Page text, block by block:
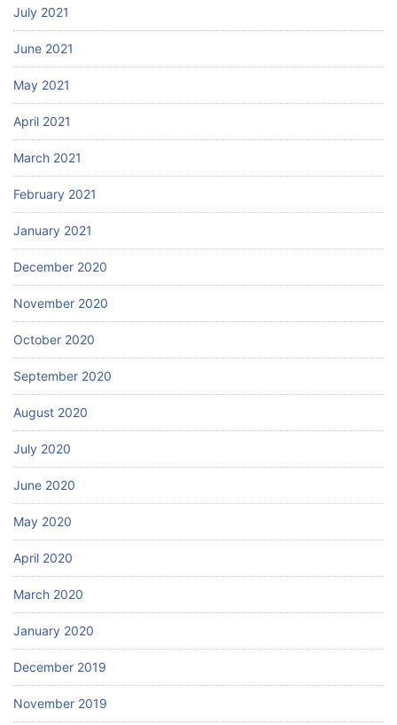
July 2021
June 2021
May 2021
April 2021
March 2021
February 2021
January 2021
December 2020
November 2020
October 2020
September 2020
August 2020
July 2020
June 2020
May 2020
April 2020
March 2020
January 2020
December 2019
November 2019